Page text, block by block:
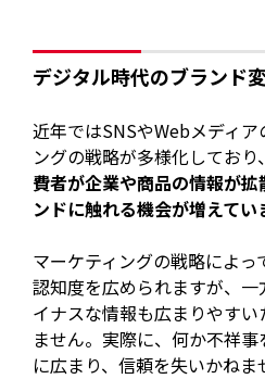
デジタル時代のブランド
近年ではSNSやWebメディ
ングの戦略が多様化してお
費者が企業や商品の情報が
ンドに触れる機会が増えてい
マーケティングの戦略によ
認知度を広められますが、
イナスな情報も広まりやす
ません。実際に、何か不祥
に広まり、信頼を失いかねま